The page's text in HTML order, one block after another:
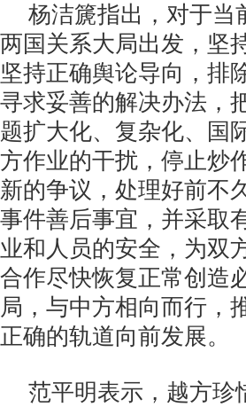
杨洁篪指出，对于当
两国关系大局出发，坚
坚持正确舆论导向，排
寻求妥善的解决办法，
题扩大化、复杂化、国
方作业的干扰，停止炒
新的争议，处理好前不
事件善后事宜，并采取
业和人员的安全，为双
合作尽快恢复正常创造
局，与中方相向而行，
正确的轨道向前发展。
范平明表示，越方珍